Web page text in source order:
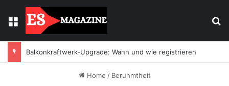
Menu
Balkonkraftwerk-Upgrade: Wann und wie registrieren
Home / Beruhmtheit